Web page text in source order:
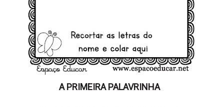
A PRIMEIRA PALAVRINHA